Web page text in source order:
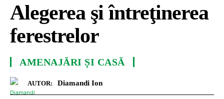
Alegerea şi întreţinerea
ferestrelor
AMENAJĂRI ȘI CASĂ
AUTOR: Diamandi Ion